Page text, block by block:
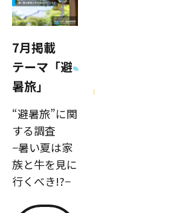
7月掲載
テーマ「避
暑旅」
“避暑旅”に関
する調査
−暑い夏は家
族と牛を見に
行くべき!?−